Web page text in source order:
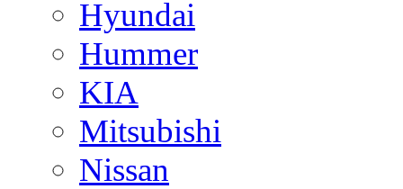
Hyundai
Hummer
KIA
Mitsubishi
Nissan